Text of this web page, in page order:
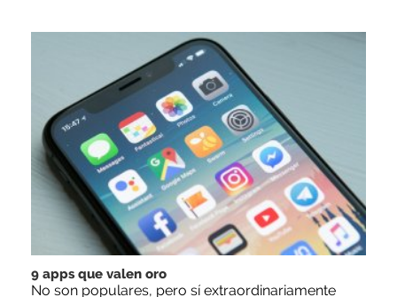
9 apps que valen oro
No son populares, pero sí extraordinariamente